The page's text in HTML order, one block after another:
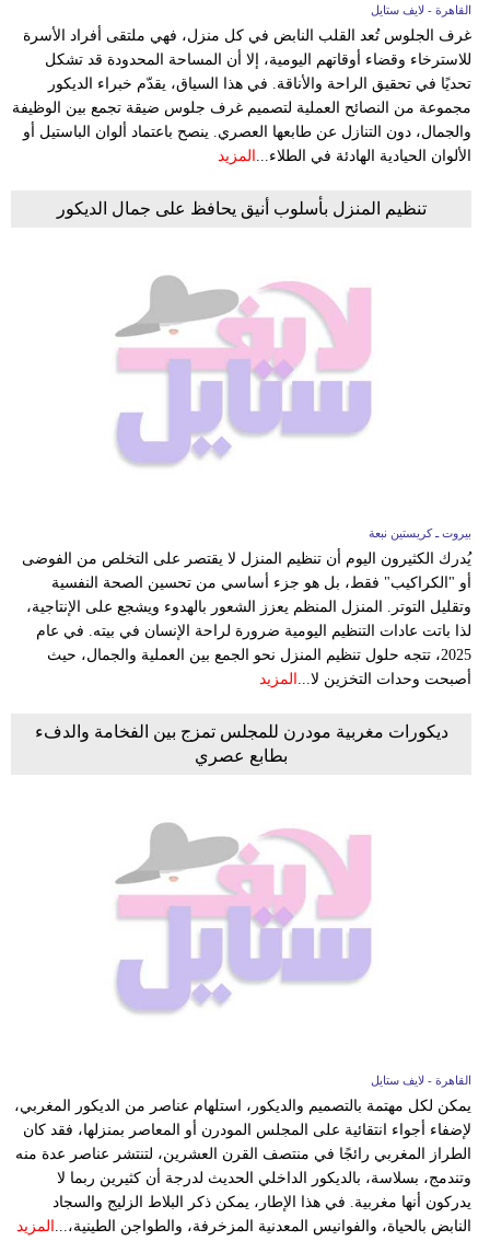
القاهرة - لايف ستايل
غرف الجلوس تُعد القلب النابض في كل منزل، فهي ملتقى أفراد الأسرة
للاسترخاء وقضاء أوقاتهم اليومية، إلا أن المساحة المحدودة قد تشكل
تحديًا في تحقيق الراحة والأناقة. في هذا السياق، يقدّم خبراء الديكور
مجموعة من النصائح العملية لتصميم غرف جلوس ضيقة تجمع بين الوظيفة
والجمال، دون التنازل عن طابعها العصري. ينصح باعتماد ألوان الباستيل أو
الألوان الحيادية الهادئة في الطلاء... المزيد
تنظيم المنزل بأسلوب أنيق يحافظ على جمال الديكور
بيروت ـ كريستين نبعة
يُدرك الكثيرون اليوم أن تنظيم المنزل لا يقتصر على التخلص من الفوضى
أو "الكراكيب" فقط، بل هو جزء أساسي من تحسين الصحة النفسية
وتقليل التوتر. المنزل المنظم يعزز الشعور بالهدوء ويشجع على الإنتاجية،
لذا باتت عادات التنظيم اليومية ضرورة لراحة الإنسان في بيته. في عام
2025، تتجه حلول تنظيم المنزل نحو الجمع بين العملية والجمال، حيث
أصبحت وحدات التخزين لا...
المزيد
ديكورات مغربية مودرن للمجلس تمزج بين الفخامة والدفء
بطابع عصري
القاهرة - لايف ستايل
يمكن لكل مهتمة بالتصميم والديكور، استلهام عناصر من الديكور المغربي،
لإضفاء أجواء انتقائية على المجلس المودرن أو المعاصر بمنزلها، فقد كان
الطراز المغربي رائجًا في منتصف القرن العشرين، لتنتشر عناصر عدة منه
وتندمج، بسلاسة، بالديكور الداخلي الحديث لدرجة أن كثيرين ربما لا
يدركون أنها مغربية. في هذا الإطار، يمكن ذكر البلاط الزليج والسجاد
النابض بالحياة، والفوانيس المعدنية المزخرفة، والطواجن الطينية،...
المزيد